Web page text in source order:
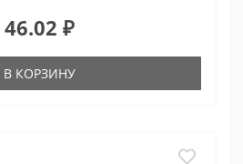
46.02 ₽
В КОРЗИНУ